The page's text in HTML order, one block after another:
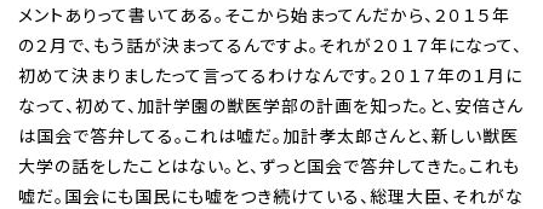
メントありって書いてある。そこから始まってんだから、２０１５年
の２月で、もう話が決まってるんですよ。それが２０１７年になって、
初めて決まりましたって言ってるわけなんです。２０１７年の１月に
なって、初めて、加計学園の獣医学部の計画を知った。と、安倍さん
は国会で答弁してる。これは嘘だ。加計孝太郎さんと、新しい獣医
大学の話をしたことはない。と、ずっと国会で答弁してきた。これも
嘘だ。国会にも国民にも嘘をつき続けている、総理大臣、それがな